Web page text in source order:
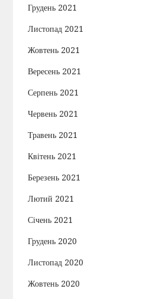
Грудень 2021
Листопад 2021
Жовтень 2021
Вересень 2021
Серпень 2021
Червень 2021
Травень 2021
Квітень 2021
Березень 2021
Лютий 2021
Січень 2021
Грудень 2020
Листопад 2020
Жовтень 2020